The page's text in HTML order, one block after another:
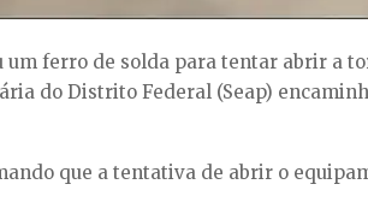
um ferro de solda para tentar abrir a
do Distrito Federal (Seap)
que a tentativa de abrir o